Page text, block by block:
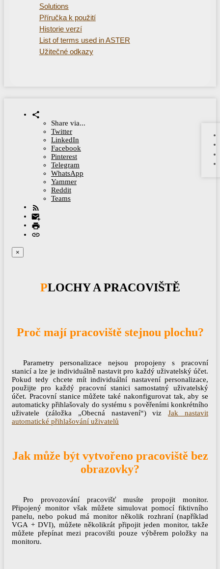
Solutions
Příručka k použití
Historie verzí
List of terms used in ASTER
Užitečné odkazy
Share via...
Twitter
LinkedIn
Facebook
Pinterest
Telegram
WhatsApp
Yammer
Reddit
Teams
×
PLOCHY A PRACOVIŠTĚ
Proč mají pracoviště stejnou plochu?
Parametry personalizace nejsou propojeny s pracovní
stanicí a lze je individuálně nastavit pro každý uživatelský účet.
Pokud tedy chcete mít individuální nastavení personalizace,
použijte pro každý pracovní stanici samostatný uživatelský
účet. Pracovní stanice můžete také nakonfigurovat tak, aby se
automaticky přihlašovaly do systému s pověřeními konkrétního
uživatele (záložka „Obecná nastavení“) vizJak nastavit
automatické přihlašování uživatelů
Jak může být vytvořeno pracoviště bez
obrazovky?
Pro provozování pracovišť musíte propojit monitor.
Připojený monitor však můžete simulovat pomocí fiktivního
panelu, nebo pokud má monitor několik rozhraní (například
VGA + DVI), můžete několikrát připojit jeden monitor, takže
můžete přepínat mezi pracovišti pouze výběrem položky na
monitoru.